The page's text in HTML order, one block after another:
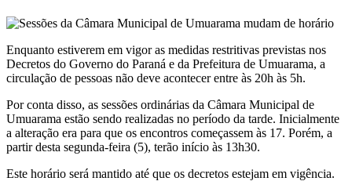
Enquanto estiverem em vigor as medidas restritivas previstas nos
Decretos do Governo do Paraná e da Prefeitura de Umuarama, a
circulação de pessoas não deve acontecer entre às 20h às 5h.
Por conta disso, as sessões ordinárias da Câmara Municipal de
Umuarama estão sendo realizadas no período da tarde. Inicialmente
a alteração era para que os encontros começassem às 17. Porém, a
partir desta segunda-feira (5), terão início às 13h30.
Este horário será mantido até que os decretos estejam em vigência.